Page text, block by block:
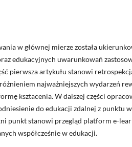
w głównej mierze została
edukacyjnych uwarunkowań
pierwsza artykułu stanowi
najważniejszych wydarzeń
ksztacenia. W dalszej części
do edukacji zdalnej z punktu
punkt stanowi przegląd platform e-
współcześnie w edukacji.